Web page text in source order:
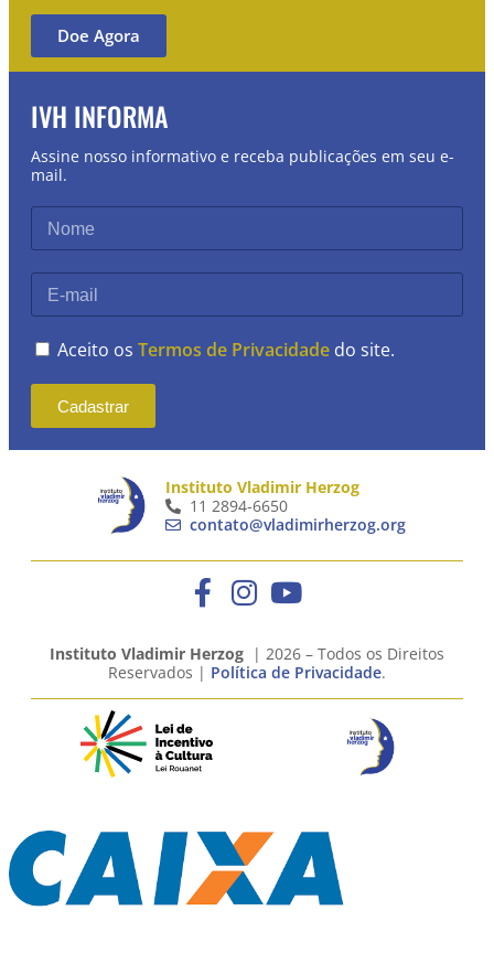
Doe Agora
IVH INFORMA
Assine nosso informativo e receba publicações em seu e-
mail.
Aceito os Termos de Privacidade do site.
Cadastrar
Instituto Vladimir Herzog
11 2894-6650
contato@vladimirherzog.org
Instituto Vladimir Herzog | 2026 – Todos os Direitos
Reservados | Política de Privacidade.